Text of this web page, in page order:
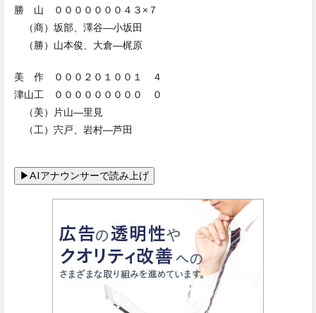
勝 山 ０００００００４３×７
（商）坂部、澤谷―小坂田
（勝）山本俊、大倉―梶原
美 作 ０００２０１００１ ４
津山工 ０００００００００ ０
（美）片山―里見
（工）宍戸、岩村―芦田